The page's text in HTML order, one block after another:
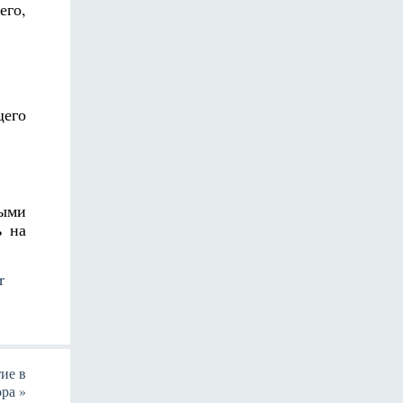
на
в
»